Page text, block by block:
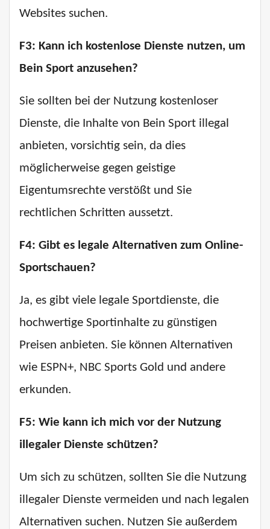
Websites suchen.
F3: Kann ich kostenlose Dienste nutzen, um
Bein Sport anzusehen?
Sie sollten bei der Nutzung kostenloser
Dienste, die Inhalte von Bein Sport illegal
anbieten, vorsichtig sein, da dies
möglicherweise gegen geistige
Eigentumsrechte verstößt und Sie
rechtlichen Schritten aussetzt.
F4: Gibt es legale Alternativen zum Online-
Sportschauen?
Ja, es gibt viele legale Sportdienste, die
hochwertige Sportinhalte zu günstigen
Preisen anbieten. Sie können Alternativen
wie ESPN+, NBC Sports Gold und andere
erkunden.
F5: Wie kann ich mich vor der Nutzung
illegaler Dienste schützen?
Um sich zu schützen, sollten Sie die Nutzung
illegaler Dienste vermeiden und nach legalen
Alternativen suchen. Nutzen Sie außerdem